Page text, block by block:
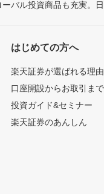
バル投資商品も充実。
はじめての方へ
楽天証券が選ばれる理由
口座開設からお取引ま
投資ガイド&セミナー
楽天証券のあんしん